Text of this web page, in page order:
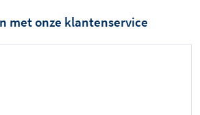
met onze klantenservice